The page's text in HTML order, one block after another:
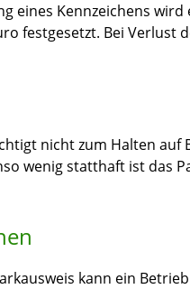
eines Kennzeichens
festgesetzt. Bei Verlust
nicht zum Halten auf
wenig statthaft ist das
kann ein